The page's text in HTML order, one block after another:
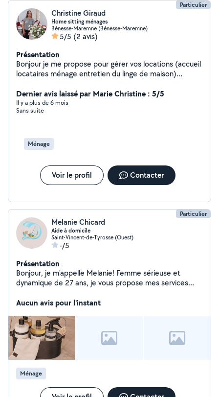
Particulier
Christine Giraud
Home sitting ménages
Bénesse-Maremne (Bénesse-Maremne)
5/5 (2 avis)
Présentation
Bonjour je me propose pour gérer vos locations (accueil
locataires ménage entretien du linge de maison)
Dernier avis laissé par Marie Christine : 5/5
Il y a plus de 6 mois
Sans suite
Ménage
Voir le profil Contacter
Particulier
Melanie Chicard
Aide à domicile
Saint-Vincent-de-Tyrosse (Ouest)
-/5
Présentation
Bonjour, je m'appelle Melanie! Femme sérieuse et
dynamique de 27 ans, je vous propose mes services
suis rigoureuse, organisée et soucieuse de rendre votre
offrir un service soigné et adapté à vos besoins, pour
que vous puissiez profiter pleinement de votre temps
libre ! N'hésitez pas à me contacter !
Aucun avis pour l'instant
Ménage